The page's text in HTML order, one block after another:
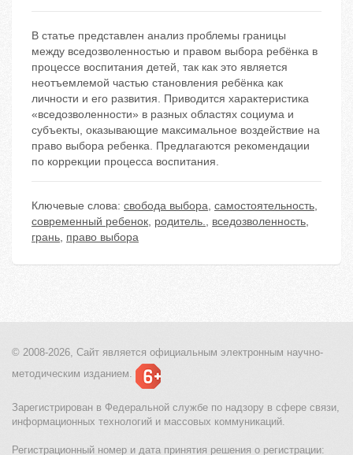
В статье представлен анализ проблемы границы
между вседозволенностью и правом выбора ребёнка в
процессе воспитания детей, так как это является
неотъемлемой частью становления ребёнка как
личности и его развития. Приводится характеристика
«вседозволенности» в разных областях социума и
субъекты, оказывающие максимальное воздействие на
право выбора ребенка. Предлагаются рекомендации
по коррекции процесса воспитания.
Ключевые слова: свобода выбора, самостоятельность,
современный ребенок, родитель., вседозволенность,
грань, право выбора
© 2008-2026, Сайт является официальным электронным научно-
методическим изданием.
Зарегистрирован в Федеральной службе по надзору в сфере связи,
информационных технологий и массовых коммуникаций.
Регистрационный номер и дата принятия решения о регистрации: